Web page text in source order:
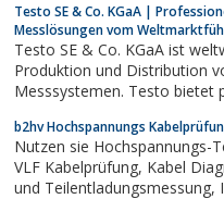
Testo SE & Co. KGaA |
Messlösungen vom
Testo SE & Co. KGaA ist
Produktion und Distribution
Messsystemen. Testo bietet
b2hv Hochspannungs
Nutzen sie Hochspannungs-
VLF Kabelprüfung, Kabel Diagnose durch Tan Delta Messung